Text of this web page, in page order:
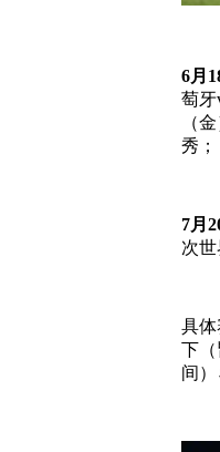
6月
萄牙
（
秀；
7月
次世
具体
下
间）